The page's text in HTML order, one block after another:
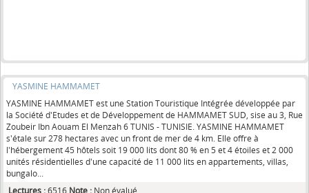
YASMINE HAMMAMET
YASMINE HAMMAMET est une Station Touristique Intégrée développée par
la Société d'Etudes et de Développement de HAMMAMET SUD, sise au 3, Rue
Zoubeir Ibn Aouam El Menzah 6 TUNIS - TUNISIE. YASMINE HAMMAMET
s'étale sur 278 hectares avec un front de mer de 4 km. Elle offre à
l'hébergement 45 hôtels soit 19 000 lits dont 80 % en 5 et 4 étoiles et 2 000
unités résidentielles d'une capacité de 11 000 lits en appartements, villas,
bungalo...
Lectures :6516 Note : Non évalué